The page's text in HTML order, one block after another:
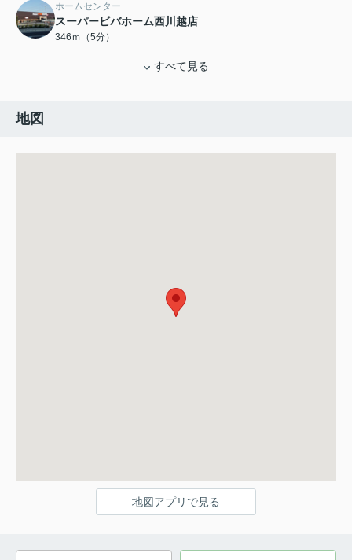
ホームセンター
スーパービバホーム西川越店
346ｍ（5分）
すべて見る
地図
地図アプリで見る